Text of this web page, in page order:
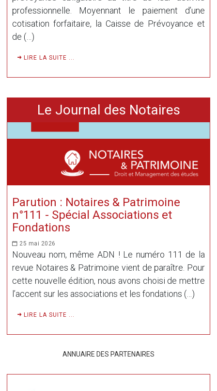
professionnelle. Moyennant le paiement d’une
cotisation forfaitaire, la Caisse de Prévoyance et
de (…)
LIRE LA SUITE ...
Le Journal des Notaires
Parution : Notaires & Patrimoine
n°111 - Spécial Associations et
Fondations
25 mai 2026
Nouveau nom, même ADN ! Le numéro 111 de la
revue Notaires & Patrimoine vient de paraître. Pour
cette nouvelle édition, nous avons choisi de mettre
l’accent sur les associations et les fondations (…)
LIRE LA SUITE ...
ANNUAIRE DES PARTENAIRES